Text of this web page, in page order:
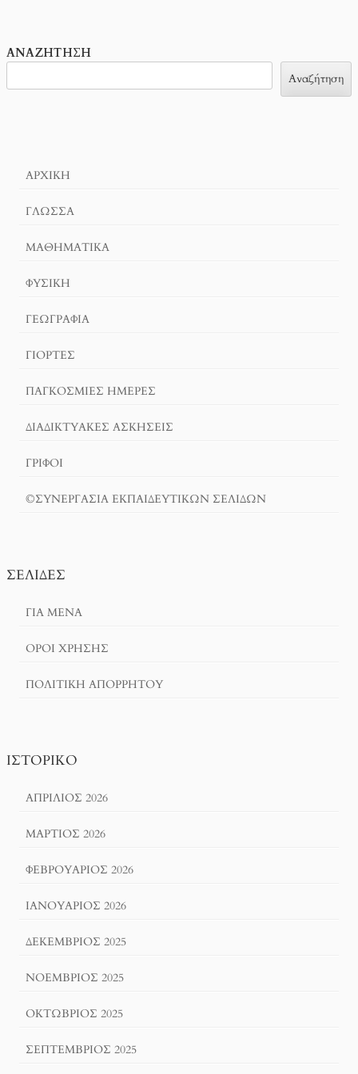
ΑΝΑΖΉΤΗΣΗ
Αναζήτηση
ΑΡΧΙΚΉ
ΓΛΏΣΣΑ
ΜΑΘΗΜΑΤΙΚΆ
ΦΥΣΙΚΗ
ΓΕΩΓΡΑΦΊΑ
ΓΙΟΡΤΈΣ
ΠΑΓΚΟΣΜΙΕΣ ΗΜΕΡΕΣ
ΔΙΑΔΙΚΤΥΑΚΈΣ ΑΣΚΉΣΕΙΣ
ΓΡΙΦΟΙ
©ΣΥΝΕΡΓΑΣΙΑ ΕΚΠΑΙΔΕΥΤΙΚΩΝ ΣΕΛΙΔΩΝ
ΣΕΛΊΔΕΣ
ΓΙΑ ΜΕΝΑ
ΌΡΟΙ ΧΡΗΣΗΣ
ΠΟΛΙΤΙΚΉ ΑΠΟΡΡΉΤΟΥ
ΙΣΤΟΡΙΚΌ
ΑΠΡΊΛΙΟΣ 2026
ΜΆΡΤΙΟΣ 2026
ΦΕΒΡΟΥΆΡΙΟΣ 2026
ΙΑΝΟΥΆΡΙΟΣ 2026
ΔΕΚΈΜΒΡΙΟΣ 2025
ΝΟΈΜΒΡΙΟΣ 2025
ΟΚΤΏΒΡΙΟΣ 2025
ΣΕΠΤΈΜΒΡΙΟΣ 2025